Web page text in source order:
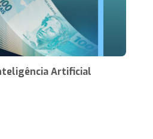
Artificial